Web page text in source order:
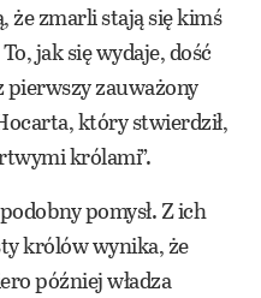
że zmarli stają się kimś
jak się wydaje, dość
pierwszy zauważony
który stwierdził,
królami”.
pomysł. Z ich
królów wynika, że
później władza